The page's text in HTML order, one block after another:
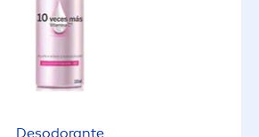
Desodorante